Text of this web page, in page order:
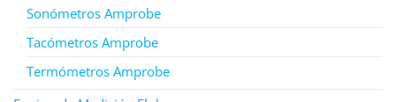
Sonómetros Amprobe
Tacómetros Amprobe
Termómetros Amprobe